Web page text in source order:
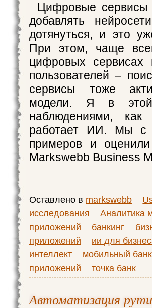
Цифровые сервисы
добавлять
дотянуться, и это
При этом, чаще
цифровых сервисах
пользователей –
сервисы тоже
модели. Я в этой
наблюдениями, как
работает ИИ. Мы с
примеров и
Markswebb Business
Оставлено в markswebb
исследования
Аналитика
приложений
банкинг
приложений
ии для
интеллект
мобильный банк
приложений
точка банк
Автоматизация